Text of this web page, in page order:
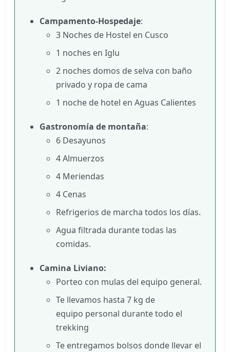
Campamento-Hospedaje:
3 Noches de Hostel en Cusco
1 noches en Iglu
2 noches domos de selva con baño
privado y ropa de cama
1 noche de hotel en Aguas Calientes
Gastronomía de montaña:
6 Desayunos
4 Almuerzos
4 Meriendas
4 Cenas
Refrigerios de marcha todos los días.
Agua filtrada durante todas las
comidas.
Camina Liviano:
Porteo con mulas del equipo general.
Te llevamos hasta 7 kg de
equipo personal durante todo el
trekking
Te entregamos bolsos donde llevar el